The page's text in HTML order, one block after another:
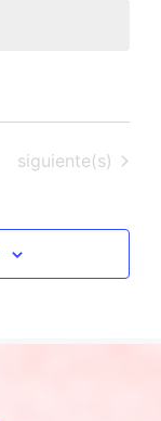
Eventos
siguiente(s)